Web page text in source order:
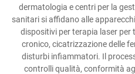
dermatologia e centri per la
sanitari si affidano alle
dispositivi per terapia laser
cronico, cicatrizzazione delle
disturbi infiammatori. Il
controlli qualità, conformità